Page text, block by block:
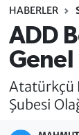
HABERLER
ADD
Genel
Atatürkçü
Şubesi
Sinop
Süper
Tüm
Son